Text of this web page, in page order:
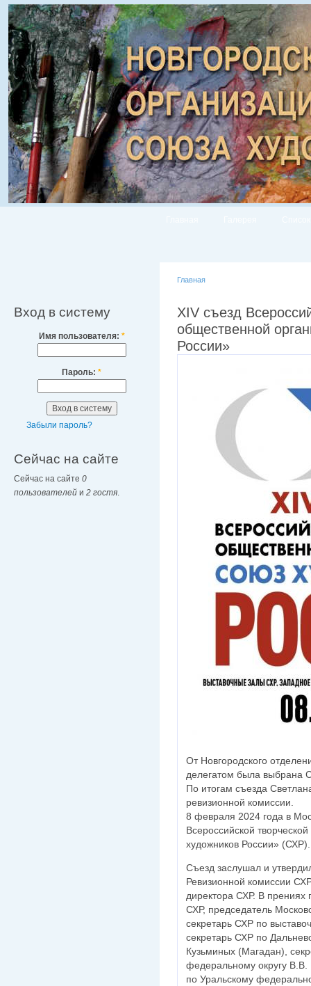
Вход в систему
Имя пользователя: *
Пароль: *
Забыли пароль?
Сейчас на сайте
Сейчас на сайте 0
пользователей и 2 гостя
Главная
XIV съезд
общественной
России»
От Новгородского
делегатом была выбрана
По итогам съезда
ревизионной комиссии.
8 февраля 2024 года в
Всероссийской
художников России» (СХР).
Съезд заслушал и
Ревизионной комиссии
директора СХР. В прениях
СХР, председатель
секретарь СХР по
секретарь СХР по
Кузьминых (Магадан),
федеральному округу В.В.
по Уральскому